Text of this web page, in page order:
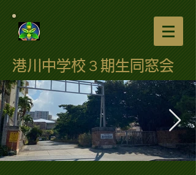
港川中学校３期生同窓会